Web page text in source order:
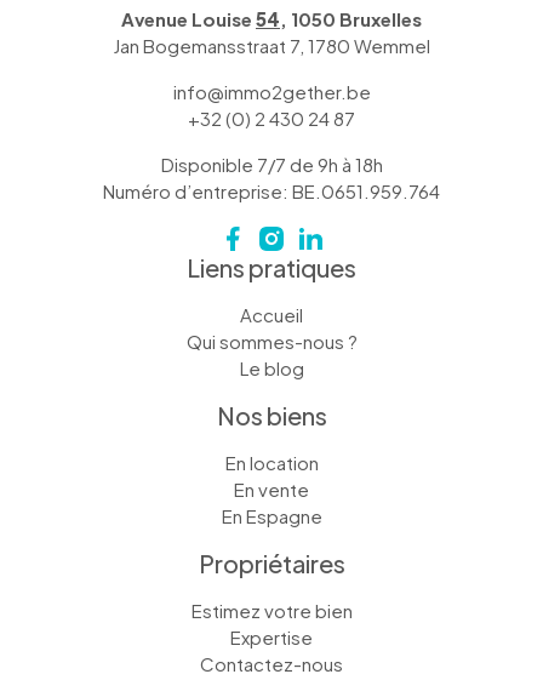
Avenue Louise 54 , 1050 Bruxelles
Jan Bogemansstraat 7, 1780 Wemmel
info@immo2gether.be
+32 (0) 2 430 24 87
Disponible 7/7 de 9h à 18h
Numéro d’entreprise: BE.0651.959.764
Liens pratiques
Accueil
Qui sommes-nous ?
Le blog
Nos biens
En location
En vente
En Espagne
Propriétaires
Estimez votre bien
Expertise
Contactez-nous